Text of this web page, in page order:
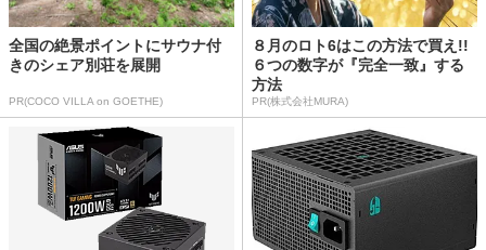
全国の絶景ポイントにサウナ付
きのシェア別荘を展開
PR(COCO VILLA on GOETHE)
８月のロト6はこの方法で買え!!
６つの数字が『完全一致』する
方法
PR(株式会社MURA)